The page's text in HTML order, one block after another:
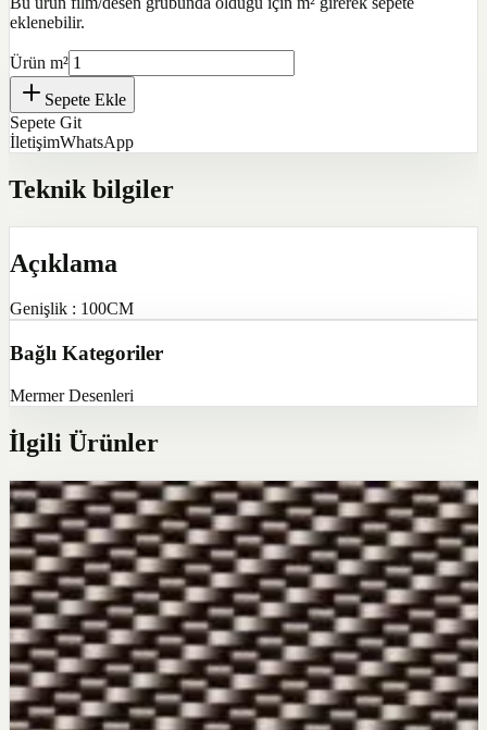
eklenebilir.
Ürün m²
Sepete Ekle
Sepete Git
İletişimWhatsApp
Teknik bilgiler
Açıklama
Genişlik : 100CM
Bağlı Kategoriler
Mermer Desenleri
İlgili Ürünler